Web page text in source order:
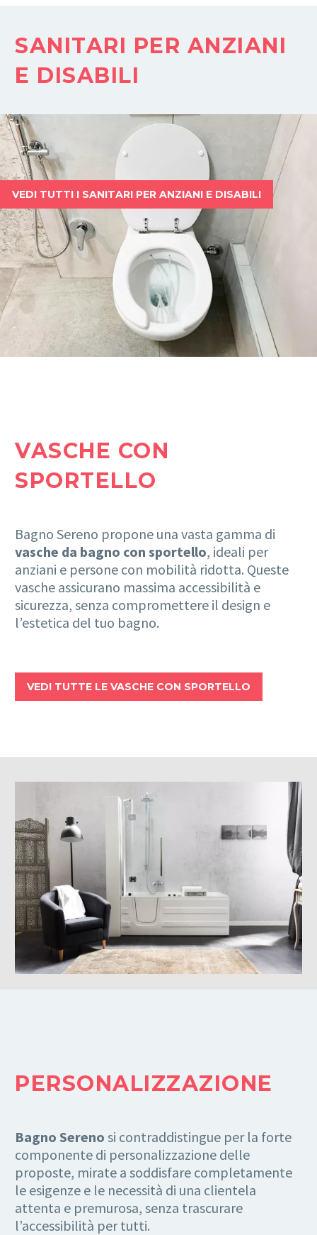
SANITARI PER ANZIANI
E DISABILI
VEDI TUTTI I SANITARI PER ANZIANI E DISABILI
VASCHE CON
SPORTELLO
Bagno Sereno propone una vasta gamma di
vasche da bagno con sportello, ideali per
anziani e persone con mobilità ridotta. Queste
vasche assicurano massima accessibilità e
sicurezza, senza compromettere il design e
l’estetica del tuo bagno.
VEDI TUTTE LE VASCHE CON SPORTELLO
PERSONALIZZAZIONE
Bagno Sereno si contraddistingue per la forte
componente di personalizzazione delle
proposte, mirate a soddisfare completamente
le esigenze e le necessità di una clientela
attenta e premurosa, senza trascurare
l’accessibilità per tutti.